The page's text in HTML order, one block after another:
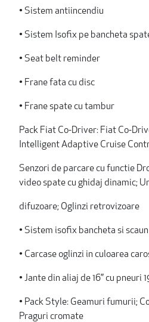
• Sistem antiincendiu
• Sistem Isofix pe bancheta
• Seat belt reminder
• Frane fata cu disc
• Frane spate cu tambur
Pack Fiat Co-Driver: Fiat Co-
Intelligent Adaptive Cruise
Senzori de parcare cu functie
video spate cu ghidaj dinamic;
difuzoare; Oglinzi retrovizoare
• Sistem isofix bancheta si
• Carcase oglinzi in culoarea
• Jante din aliaj de 16” cu pneuri
• Pack Style: Geamuri fumurii;
Praguri cromate